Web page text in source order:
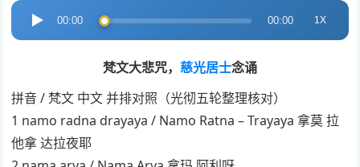
音
频
器
00:00 00:00 1X
梵文大悲咒， 慈光居士念诵
拼音 / 梵文 中文 并排对照（光彻五轮整理核对）
1 namo radna drayaya / Namo Ratna – Trayaya 拿莫 拉
他拿 达拉夜耶